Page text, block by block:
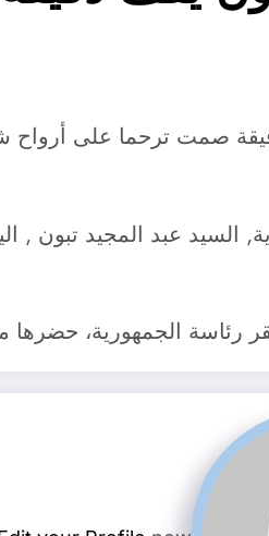
ترحما على أرواح شهداء مجازر
رئاسة الجمهورية،